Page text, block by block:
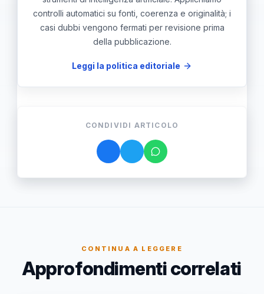
controlli automatici su fonti, coerenza e originalità; i
casi dubbi vengono fermati per revisione prima
della pubblicazione.
Leggi la politica editoriale
CONDIVIDI ARTICOLO
CONTINUA A LEGGERE
Approfondimenti correlati